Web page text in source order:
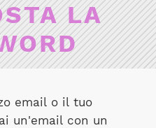
LA
email o il tuo
un'email con un